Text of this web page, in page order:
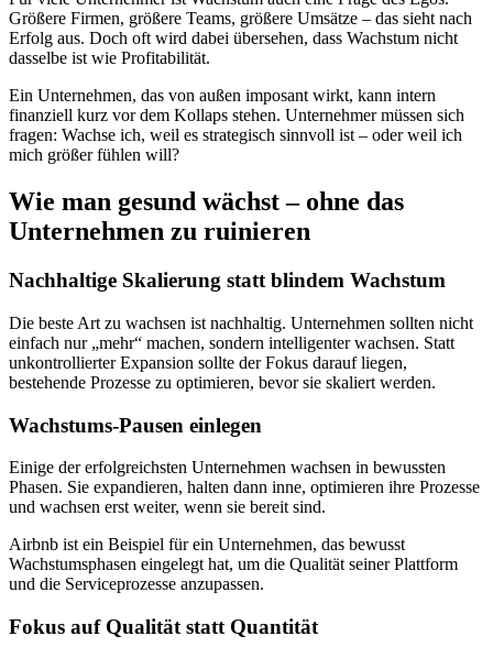
Größere Firmen, größere Teams, größere Umsätze – das sieht nach
Erfolg aus. Doch oft wird dabei übersehen, dass Wachstum nicht
dasselbe ist wie Profitabilität.
Ein Unternehmen, das von außen imposant wirkt, kann intern
finanziell kurz vor dem Kollaps stehen. Unternehmer müssen sich
fragen: Wachse ich, weil es strategisch sinnvoll ist – oder weil ich
mich größer fühlen will?
Wie man gesund wächst – ohne das
Unternehmen zu ruinieren
Nachhaltige Skalierung statt blindem Wachstum
Die beste Art zu wachsen ist nachhaltig. Unternehmen sollten nicht
einfach nur „mehr“ machen, sondern intelligenter wachsen. Statt
unkontrollierter Expansion sollte der Fokus darauf liegen,
bestehende Prozesse zu optimieren, bevor sie skaliert werden.
Wachstums-Pausen einlegen
Einige der erfolgreichsten Unternehmen wachsen in bewussten
Phasen. Sie expandieren, halten dann inne, optimieren ihre Prozesse
und wachsen erst weiter, wenn sie bereit sind.
Airbnb ist ein Beispiel für ein Unternehmen, das bewusst
Wachstumsphasen eingelegt hat, um die Qualität seiner Plattform
und die Serviceprozesse anzupassen.
Fokus auf Qualität statt Quantität